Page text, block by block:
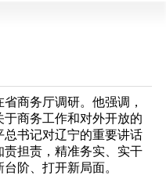
商务厅调研。他强调，
商务工作和对外开放的
书记对辽宁的重要讲话
担责，精准务实、实干
阶、打开新局面。